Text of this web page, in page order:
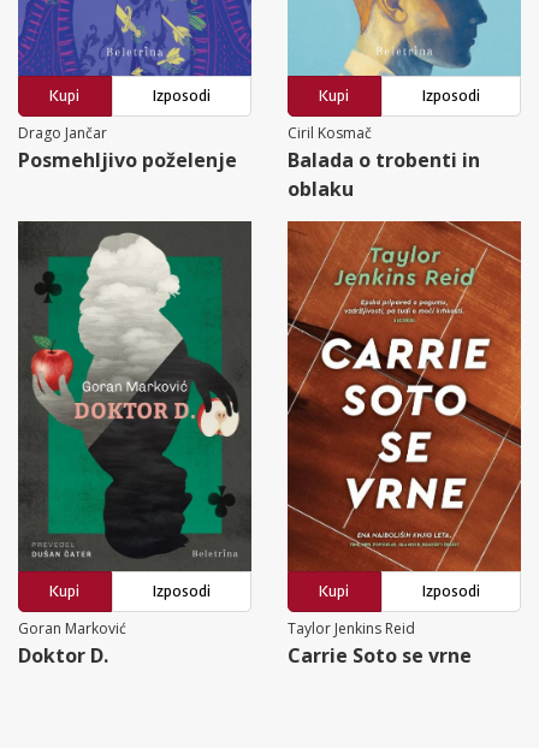
Kupi
Izposodi
Drago Jančar
Posmehljivo poželenje
Kupi
Izposodi
Ciril Kosmač
Balada o trobenti in
oblaku
Kupi
Izposodi
Goran Marković
Doktor D.
Kupi
Izposodi
Taylor Jenkins Reid
Carrie Soto se vrne